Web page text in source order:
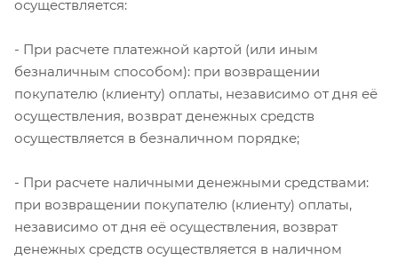
осуществляется:
- При расчете платежной картой (или иным
безналичным способом): при возвращении
покупателю (клиенту) оплаты, независимо от дня её
осуществления, возврат денежных средств
осуществляется в безналичном порядке;
- При расчете наличными денежными средствами:
при возвращении покупателю (клиенту) оплаты,
независимо от дня её осуществления, возврат
денежных средств осуществляется в наличном